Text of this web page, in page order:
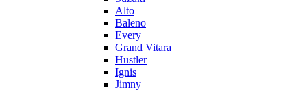
Alto
Baleno
Every
Grand Vitara
Hustler
Ignis
Jimny